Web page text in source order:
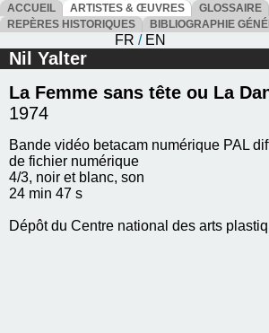
ACCUEIL ARTISTES & ŒUVRES
GLOSSAIRE
REPÈRES HISTORIQUES
BIBLIOGRAPHIE
FR / EN
Nil Yalter